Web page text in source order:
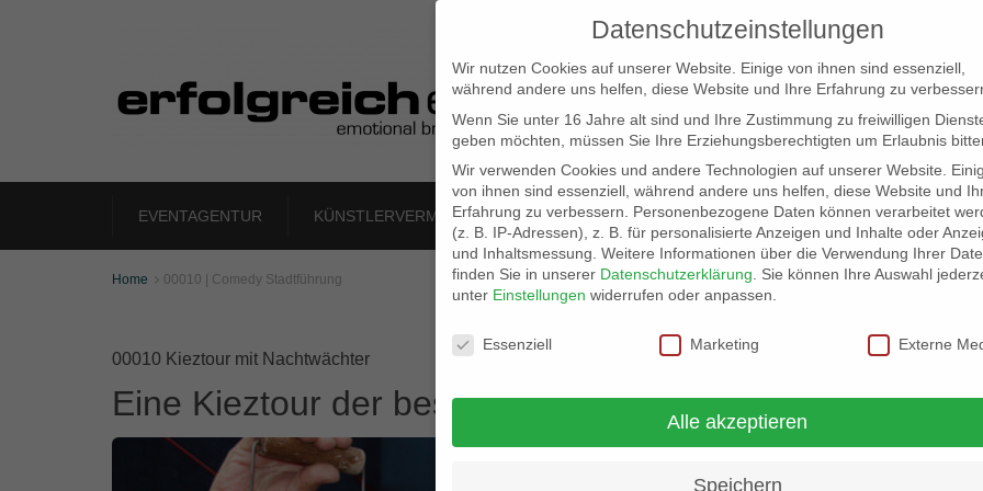
EVENTAGENTUR KÜNSTLERVERMITTLUNG LOCATION SCOUT ELB-LOCATION: PANORAMA
Home  00010 | Comedy Stadtführung
00010 Kieztour mit Nachtwächter
Eine Kieztour der besonderen Art…
Datenschutzeinstellungen
Wir nutzen Cookies auf unserer Website. Einige von ihnen sind essenziell,
während andere uns helfen, diese Website und Ihre Erfahrung zu
Wenn Sie unter 16 Jahre alt sind und Ihre Zustimmung zu freiwilligen
geben möchten, müssen Sie Ihre Erziehungsberechtigten um Erlaubnis
Wir verwenden Cookies und andere Technologien auf unserer Website.
von ihnen sind essenziell, während andere uns helfen, diese Website und
Erfahrung zu verbessern.
Personenbezogene Daten können verarbeitet
(z. B. IP-Adressen), z. B. für personalisierte Anzeigen und Inhalte oder
und Inhaltsmessung. Weitere Informationen über die Verwendung Ihrer
finden Sie in unserer Datenschutzerklärung
Sie können Ihre Auswahl
unter Einstellungen widerrufen oder anpassen.
Datenschutzeinstellungen
Essenziell Marketing Externe
Alle akzeptieren
Speichern